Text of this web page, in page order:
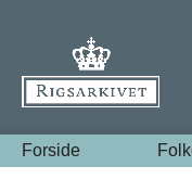
Forside